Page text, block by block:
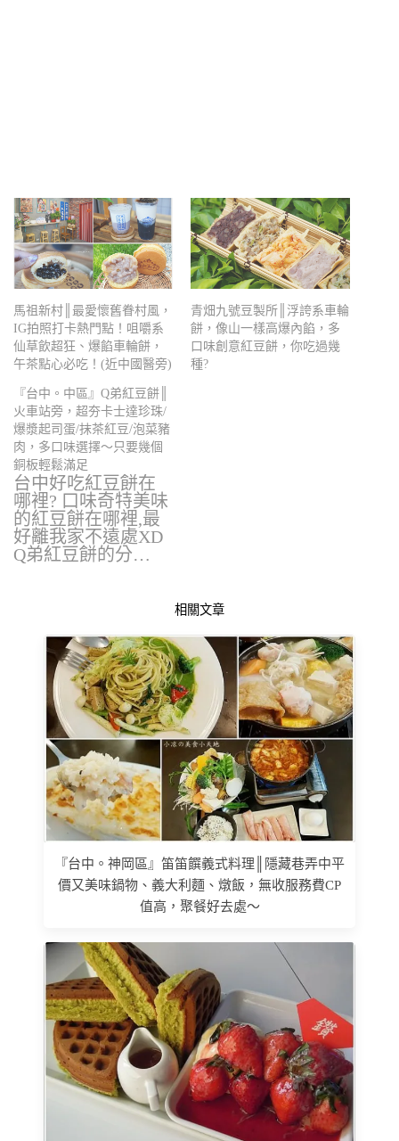
馬祖新村║最愛懷舊眷村風，
IG拍照打卡熱門點！咀嚼系
仙草飲超狂、爆餡車輪餅，
午茶點心必吃！(近中國醫旁)
青畑九號豆製所║浮誇系車輪
餅，像山一樣高爆內餡，多
口味創意紅豆餅，你吃過幾
種?
『台中。中區』Q弟紅豆餅║
火車站旁，超夯卡士達珍珠/
爆漿起司蛋/抹茶紅豆/泡菜豬
肉，多口味選擇～只要幾個
銅板輕鬆滿足
台中好吃紅豆餅在
哪裡? 口味奇特美味
的紅豆餅在哪裡,最
好離我家不遠處XD
Q弟紅豆餅的分…
相關文章
『台中。神岡區』笛笛饌義式料理║隱藏巷弄中平
價又美味鍋物、義大利麵、燉飯，無收服務費CP
值高，聚餐好去處～